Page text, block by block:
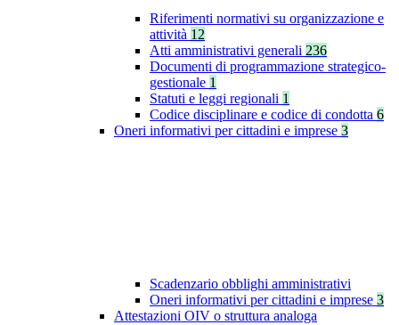
Riferimenti normativi su organizzazione e
attività 12
Atti amministrativi generali 236
Documenti di programmazione strategico-
gestionale 1
Statuti e leggi regionali 1
Codice disciplinare e codice di condotta 6
Oneri informativi per cittadini e imprese 3
Scadenzario obblighi amministrativi
Oneri informativi per cittadini e imprese 3
Attestazioni OIV o struttura analoga